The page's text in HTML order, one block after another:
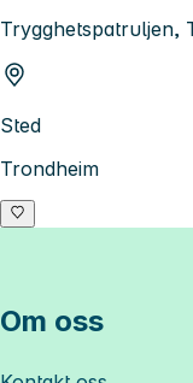
Trygghetspatruljen,
Sted
Trondheim
Om oss